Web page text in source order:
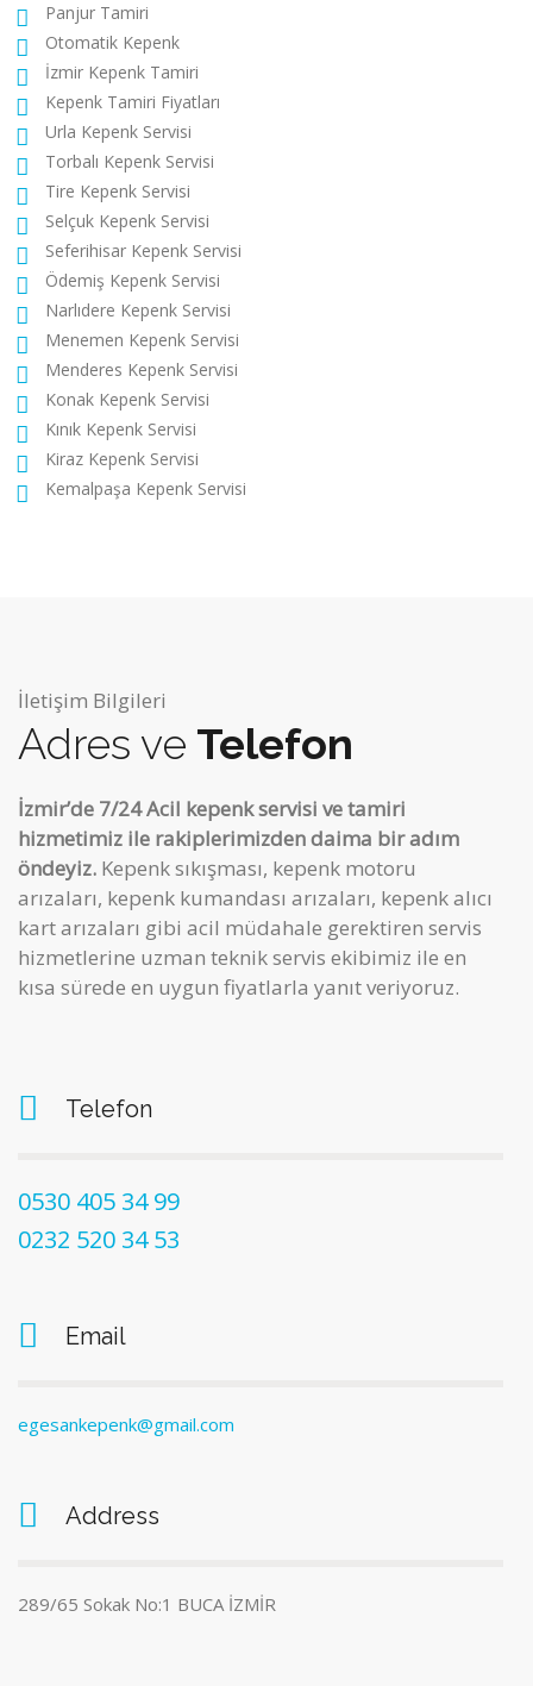
Panjur Tamiri
Otomatik Kepenk
İzmir Kepenk Tamiri
Kepenk Tamiri Fiyatları
Urla Kepenk Servisi
Torbalı Kepenk Servisi
Tire Kepenk Servisi
Selçuk Kepenk Servisi
Seferihisar Kepenk Servisi
Ödemiş Kepenk Servisi
Narlıdere Kepenk Servisi
Menemen Kepenk Servisi
Menderes Kepenk Servisi
Konak Kepenk Servisi
Kınık Kepenk Servisi
Kiraz Kepenk Servisi
Kemalpaşa Kepenk Servisi
İletişim Bilgileri
Adres ve Telefon
İzmir’de 7/24 Acil kepenk servisi ve tamiri
hizmetimiz ile rakiplerimizden daima bir adım
öndeyiz. Kepenk sıkışması, kepenk motoru
arızaları, kepenk kumandası arızaları, kepenk alıcı
kart arızaları gibi acil müdahale gerektiren servis
hizmetlerine uzman teknik servis ekibimiz ile en
kısa sürede en uygun fiyatlarla yanıt veriyoruz.
Telefon
0530 405 34 99
0232 520 34 53
Email
egesankepenk@gmail.com
Address
289/65 Sokak No:1 BUCA İZMİR